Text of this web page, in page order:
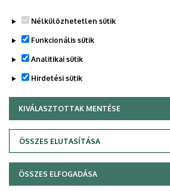
Legutóbbi frissítés: 2023. 01. 31. 08:19
Adatvédelem
Copyright © 2026 Unideb
Nélkülözhetetlen sütik
Funkcionális sütik
Analitikai sütik
Hirdetési sütik
KIVÁLASZTOTTAK MENTÉSE
ÖSSZES ELUTASÍTÁSA
WITHDRAW CONSENT
ÖSSZES ELFOGADÁSA